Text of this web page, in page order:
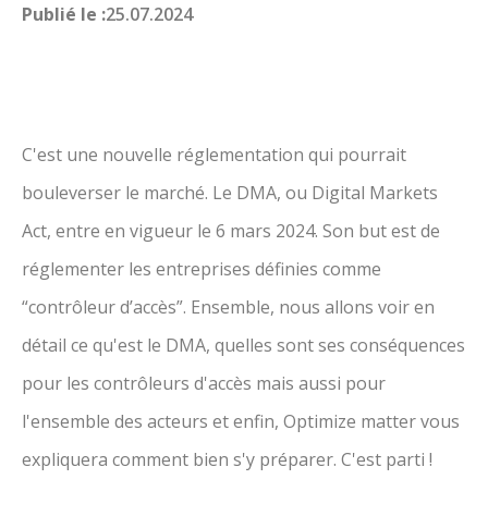
Publié le :25.07.2024
C'est une nouvelle réglementation qui pourrait
bouleverser le marché. Le DMA, ou Digital Markets
Act, entre en vigueur le 6 mars 2024. Son but est de
réglementer les entreprises définies comme
“contrôleur d’accès”. Ensemble, nous allons voir en
détail ce qu'est le DMA, quelles sont ses conséquences
pour les contrôleurs d'accès mais aussi pour
l'ensemble des acteurs et enfin, Optimize matter vous
expliquera comment bien s'y préparer. C'est parti !